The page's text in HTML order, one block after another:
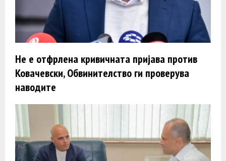
Не е отфрлена кривичната пријава против
Ковачевски, Обвинителство ги проверува
наводите